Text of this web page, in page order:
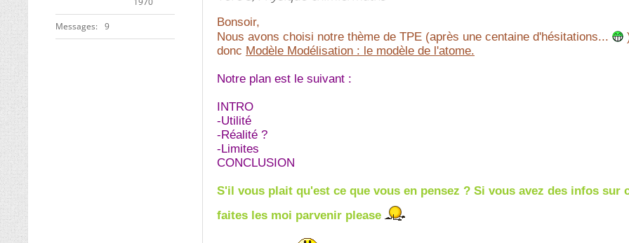
Messages 9
Bonsoir,
Nous avons choisi notre thème de TPE (après une centaine d'hésitations...
donc Modèle Modélisation : le modèle de l'atome.
Notre plan est le suivant :
INTRO
-Utilité
-Réalité ?
-Limites
CONCLUSION
S'il vous plait qu'est ce que vous en pensez ? Si vous avez des infos sur
faites les moi parvenir please